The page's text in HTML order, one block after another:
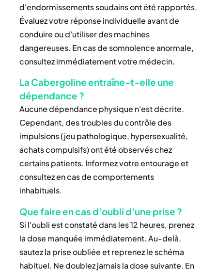
d'endormissements soudains ont été rapportés.
Évaluez votre réponse individuelle avant de
conduire ou d'utiliser des machines
dangereuses. En cas de somnolence anormale,
consultez immédiatement votre médecin.
La Cabergoline entraîne-t-elle une
dépendance ?
Aucune dépendance physique n'est décrite.
Cependant, des troubles du contrôle des
impulsions (jeu pathologique, hypersexualité,
achats compulsifs) ont été observés chez
certains patients. Informez votre entourage et
consultez en cas de comportements
inhabituels.
Que faire en cas d'oubli d'une prise ?
Si l'oubli est constaté dans les 12 heures, prenez
la dose manquée immédiatement. Au-delà,
sautez la prise oubliée et reprenez le schéma
habituel. Ne doublez jamais la dose suivante. En